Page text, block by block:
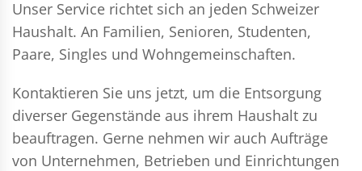
Unser Service richtet sich an jeden Schweizer
Haushalt. An Familien, Senioren, Studenten,
Paare, Singles und Wohngemeinschaften.
Kontaktieren Sie uns jetzt, um die Entsorgung
diverser Gegenstände aus ihrem Haushalt zu
beauftragen. Gerne nehmen wir auch Aufträge
von Unternehmen, Betrieben und Einrichtungen